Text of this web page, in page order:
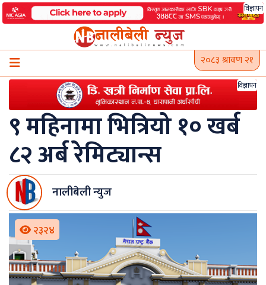
Skip
to
विज्ञापन
२०८३ श्रावण २१
विज्ञापन
९ महिनामा भित्रियो १० खर्ब
८२ अर्ब रेमिट्यान्स
नालीबेली न्युज
२३२४